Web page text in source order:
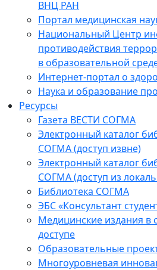
ВНЦ РАН
Портал медицинская
Национальный Центр
противодействия
в образовательной
Интернет-портал о
Наука и образование
Ресурсы
Газета ВЕСТИ СОГМА
Электронный каталог
СОГМА (доступ извне)
Электронный каталог
СОГМА (доступ из
Библиотека СОГМА
ЭБС «Консультант
Медицинские издания в
доступе
Образовательные
Многоуровневая